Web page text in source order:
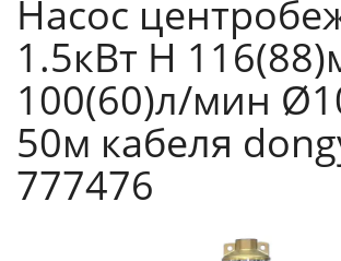
Насос
1.5кВт H
100(60)л/мин
50м кабеля
777476